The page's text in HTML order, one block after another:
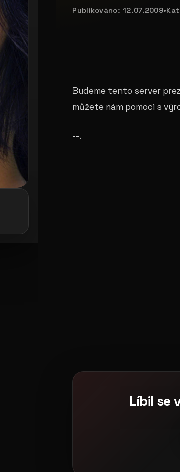
Publikováno:12.07.2009•
Budeme tento server
můžete nám pomoci s
--.
Líbil se